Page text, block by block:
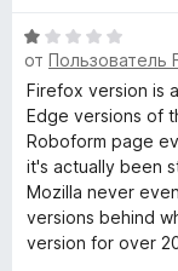
o
r
m
-
и
з
5
н
а
4
и
з
5
н
е
н
о
н
а
5
и
з
О
ц
е
н
е
н
о
н
а
от Пользователь
Firefox version is
Edge versions of
Roboform page
it's actually been
Mozilla never
versions behind
version for over